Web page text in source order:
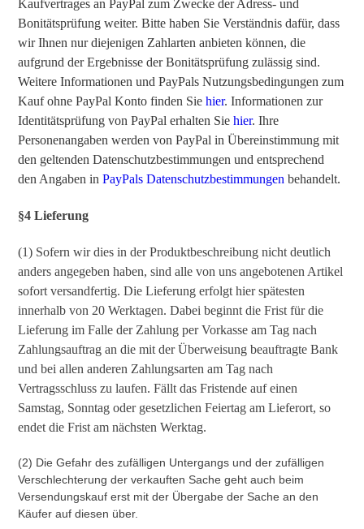
Kaufvertrages an PayPal zum Zwecke der Adress- und
Bonitätsprüfung weiter. Bitte haben Sie Verständnis dafür, dass
wir Ihnen nur diejenigen Zahlarten anbieten können, die
aufgrund der Ergebnisse der Bonitätsprüfung zulässig sind.
Weitere Informationen und PayPals Nutzungsbedingungen zum
Kauf ohne PayPal Konto finden Siehier. Informationen zur
Identitätsprüfung von PayPal erhalten Siehier. Ihre
Personenangaben werden von PayPal in Übereinstimmung mit
den geltenden Datenschutzbestimmungen und entsprechend
den Angaben inPayPals Datenschutzbestimmungenbehandelt.
§4 Lieferung
(1) Sofern wir dies in der Produktbeschreibung nicht deutlich
anders angegeben haben, sind alle von uns angebotenen Artikel
sofort versandfertig. Die Lieferung erfolgt hier spätesten
innerhalb von 20 Werktagen. Dabei beginnt die Frist für die
Lieferung im Falle der Zahlung per Vorkasse am Tag nach
Zahlungsauftrag an die mit der Überweisung beauftragte Bank
und bei allen anderen Zahlungsarten am Tag nach
Vertragsschluss zu laufen. Fällt das Fristende auf einen
Samstag, Sonntag oder gesetzlichen Feiertag am Lieferort, so
endet die Frist am nächsten Werktag.
(2) Die Gefahr des zufälligen Untergangs und der zufälligen
Verschlechterung der verkauften Sache geht auch beim
Versendungskauf erst mit der Übergabe der Sache an den
Käufer auf diesen über.